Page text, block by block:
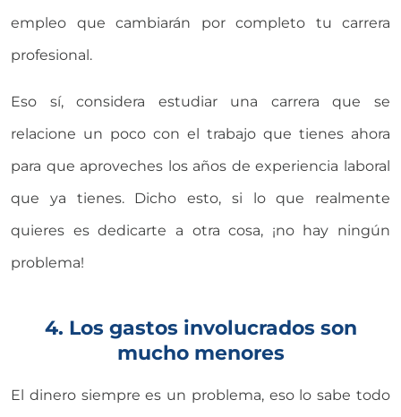
empleo que cambiarán por completo tu carrera
profesional.
Eso sí, considera estudiar una carrera que se
relacione un poco con el trabajo que tienes ahora
para que aproveches los años de experiencia laboral
que ya tienes. Dicho esto, si lo que realmente
quieres es dedicarte a otra cosa, ¡no hay ningún
problema!
4. Los gastos involucrados son
mucho menores
El dinero siempre es un problema, eso lo sabe todo